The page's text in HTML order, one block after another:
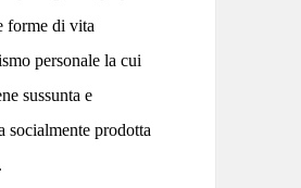
forme di vita
personale la cui
sussunta e
socialmente prodotta